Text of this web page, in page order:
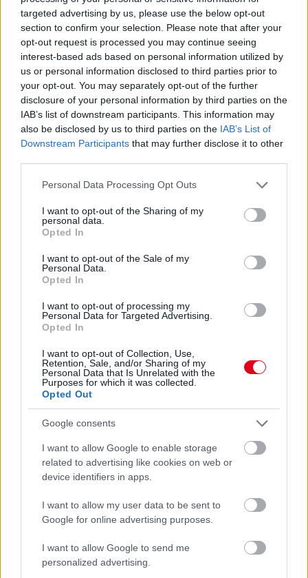
targeted advertising by us, please use the below opt-out
section to confirm your selection. Please note that after your
opt-out request is processed you may continue seeing
interest-based ads based on personal information utilized by
us or personal information disclosed to third parties prior to
your opt-out. You may separately opt-out of the further
disclosure of your personal information by third parties on the
IAB’s list of downstream participants. This information may
also be disclosed by us to third parties on the IAB’s List of
Downstream Participants that may further disclose it to other
Please note that this website/app uses one or more Google
not limited to your visit or usage behaviour. You may click to
grant or deny consent to Google and its third-party tags to
use your data for below specified purposes in below Google
consent section.
Personal Data Processing Opt Outs
I want to opt-out of the Sharing of my
personal data.
Opted In
I want to opt-out of the Sale of my
Personal Data.
Opted In
I want to opt-out of processing my
Personal Data for Targeted Advertising.
Opted In
I want to opt-out of Collection, Use,
Retention, Sale, and/or Sharing of my
Personal Data that Is Unrelated with the
Purposes for which it was collected.
Opted Out
Google consents
I want to allow Google to enable storage
related to advertising like cookies on web or
device identifiers in apps.
I want to allow my user data to be sent to
Google for online advertising purposes.
I want to allow Google to send me
personalized advertising.
Gobodics Tamás
Új motorral okozhat meglepetést Monzában a
Mercedes?
Nagydíjra új erőforrással készülhet a Mercedes: bár Toto Wolff
kijelentette, hogy nem terveznek ADUO-fejlesztést bevezetni, a
portál szerint mégis elképzelhető egy új verzió a szünet utáni
motorigényes pályára.
Ez a pletykák (tényleg csak azok) szerint ez egy fejlesztett
turbót, a Petronas által frissített üzemanyagot, és az ehhez
hozzáigazított belsőégésű motort jelentheti, utóbbi kicsit más
nyomatékgörbével dolgozhat, és növelheti a megbízhatóságot